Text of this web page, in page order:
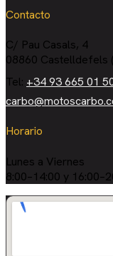
Contacto
C/ Pau Casals, 4
08860 Castelldefels
Tel: +34 93 665 01
Horario
Lunes a Viernes
8:00–14:00 y